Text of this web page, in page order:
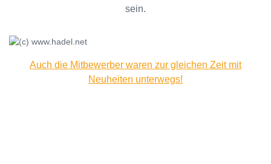
sein.
Auch die Mitbewerber waren zur gleichen Zeit mit
Neuheiten unterwegs!